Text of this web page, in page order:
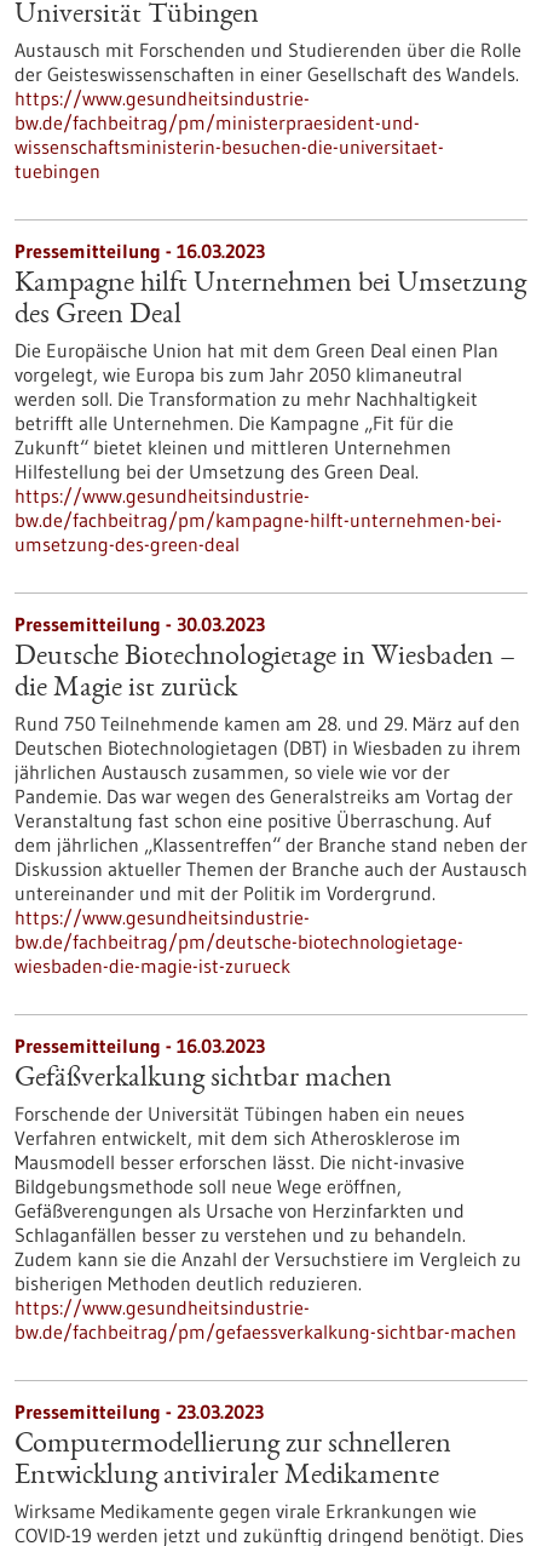
Universität Tübingen
Austausch mit Forschenden und Studierenden über die Rolle
der Geisteswissenschaften in einer Gesellschaft des Wandels.
https://www.gesundheitsindustrie-
bw.de/fachbeitrag/pm/ministerpraesident-und-
wissenschaftsministerin-besuchen-die-universitaet-
tuebingen
Pressemitteilung - 16.03.2023
Kampagne hilft Unternehmen bei Umsetzung
des Green Deal
Die Europäische Union hat mit dem Green Deal einen Plan
vorgelegt, wie Europa bis zum Jahr 2050 klimaneutral
werden soll. Die Transformation zu mehr Nachhaltigkeit
betrifft alle Unternehmen. Die Kampagne „Fit für die
Zukunft“ bietet kleinen und mittleren Unternehmen
Hilfestellung bei der Umsetzung des Green Deal.
https://www.gesundheitsindustrie-
bw.de/fachbeitrag/pm/kampagne-hilft-unternehmen-bei-
umsetzung-des-green-deal
Pressemitteilung - 30.03.2023
Deutsche Biotechnologietage in Wiesbaden –
die Magie ist zurück
Rund 750 Teilnehmende kamen am 28. und 29. März auf den
Deutschen Biotechnologietagen (DBT) in Wiesbaden zu ihrem
jährlichen Austausch zusammen, so viele wie vor der
Pandemie. Das war wegen des Generalstreiks am Vortag der
Veranstaltung fast schon eine positive Überraschung. Auf
dem jährlichen „Klassentreffen“ der Branche stand neben der
Diskussion aktueller Themen der Branche auch der Austausch
untereinander und mit der Politik im Vordergrund.
https://www.gesundheitsindustrie-
bw.de/fachbeitrag/pm/deutsche-biotechnologietage-
wiesbaden-die-magie-ist-zurueck
Pressemitteilung - 16.03.2023
Gefäßverkalkung sichtbar machen
Forschende der Universität Tübingen haben ein neues
Verfahren entwickelt, mit dem sich Atherosklerose im
Mausmodell besser erforschen lässt. Die nicht-invasive
Bildgebungsmethode soll neue Wege eröffnen,
Gefäßverengungen als Ursache von Herzinfarkten und
Schlaganfällen besser zu verstehen und zu behandeln.
Zudem kann sie die Anzahl der Versuchstiere im Vergleich zu
bisherigen Methoden deutlich reduzieren.
https://www.gesundheitsindustrie-
bw.de/fachbeitrag/pm/gefaessverkalkung-sichtbar-machen
Pressemitteilung - 23.03.2023
Computermodellierung zur schnelleren
Entwicklung antiviraler Medikamente
Wirksame Medikamente gegen virale Erkrankungen wie
COVID-19 werden jetzt und zukünftig dringend benötigt. Dies